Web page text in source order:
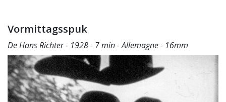
Vormittagsspuk
De Hans Richter - 1928 - 7 min - Allemagne - 16mm